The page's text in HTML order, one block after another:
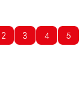
2 3 4 5